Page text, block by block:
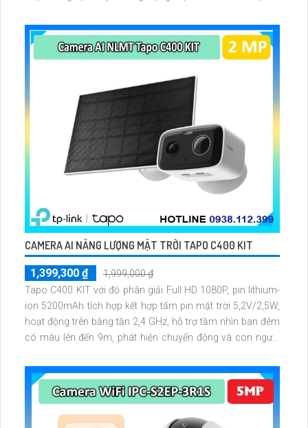
microSD tối đa 512 GB
CAMERA AI NĂNG LƯỢNG MẶT TRỜI TAPO C400 KIT
1,399,300 ₫
1,999,000 ₫
Tapo C400 KIT với độ phân giải Full HD 1080P, pin lithium-
ion 5200mAh tích hợp kết hợp tấm pin mặt trời 5,2V/2,5W,
hoạt động trên băng tần 2,4 GHz, hỗ trợ tầm nhìn ban đêm
có màu lên đến 9m, phát hiện chuyển động và con người
512GB